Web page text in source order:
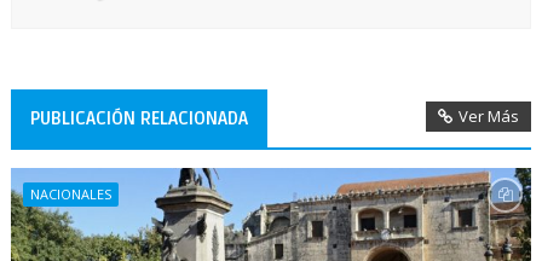
PUBLICACIÓN RELACIONADA Ver Más
NACIONALES